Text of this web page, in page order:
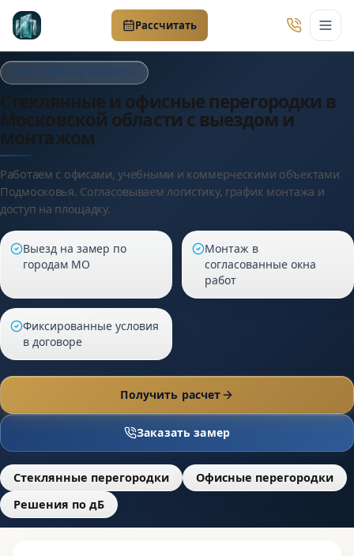
Рассчитать
МОСКОВСКАЯ ОБЛАСТЬ
Стеклянные и офисные перегородки в
Московской области с выездом и
монтажом
Работаем с офисами, учебными и коммерческими объектами
Подмосковья. Согласовываем логистику, график монтажа и
доступ на площадку.
Выезд на замер по
городам МО
Монтаж в
согласованные окна
работ
Фиксированные условия
в договоре
Получить расчет
Заказать замер
Стеклянные перегородки
Офисные перегородки
Решения по дБ